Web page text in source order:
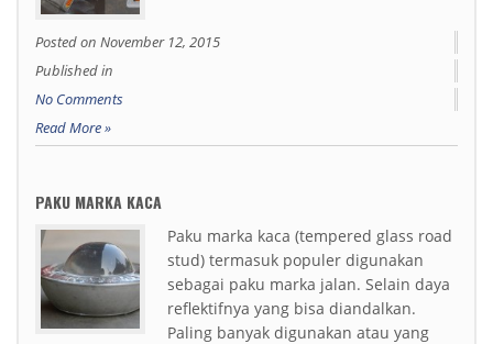
Posted on November 12, 2015
Published in
No Comments
Read More »
PAKU MARKA KACA
Paku marka kaca (tempered glass road
stud) termasuk populer digunakan
sebagai paku marka jalan. Selain daya
reflektifnya yang bisa diandalkan.
Paling banyak digunakan atau yang